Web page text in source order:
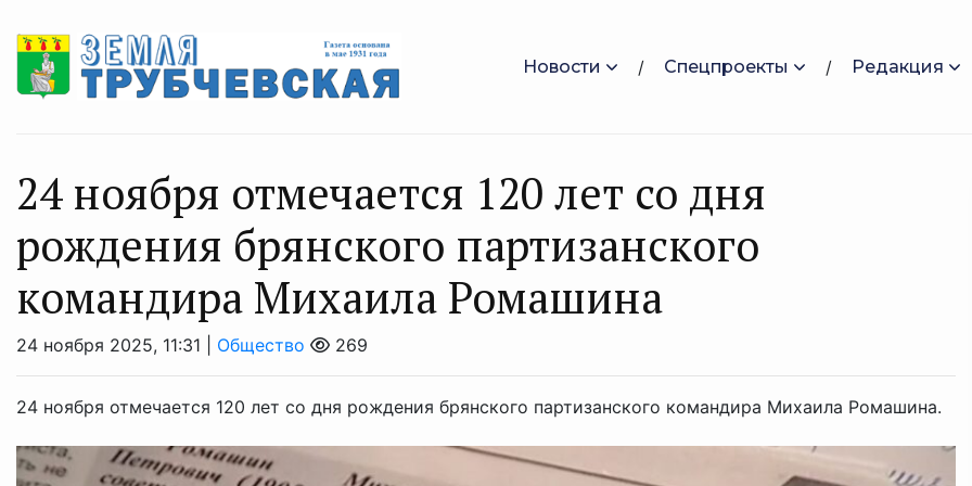
Новости Спецпроекты Редакция
24 ноября отмечается 120 лет со дня
рождения брянского партизанского
командира Михаила Ромашина
24 ноября 2025, 11:31 | Общество 269
24 ноября отмечается 120 лет со дня рождения брянского партизанского командира Михаила Ромашина.